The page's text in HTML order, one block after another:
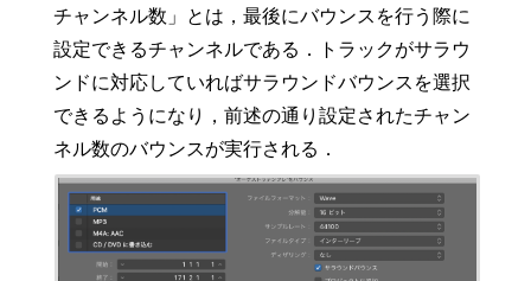
チャンネル数」とは，最後にバウンスを行う際に
設定できるチャンネルである．トラックがサラウ
ンドに対応していればサラウンドバウンスを選択
できるようになり，前述の通り設定されたチャン
ネル数のバウンスが実行される．